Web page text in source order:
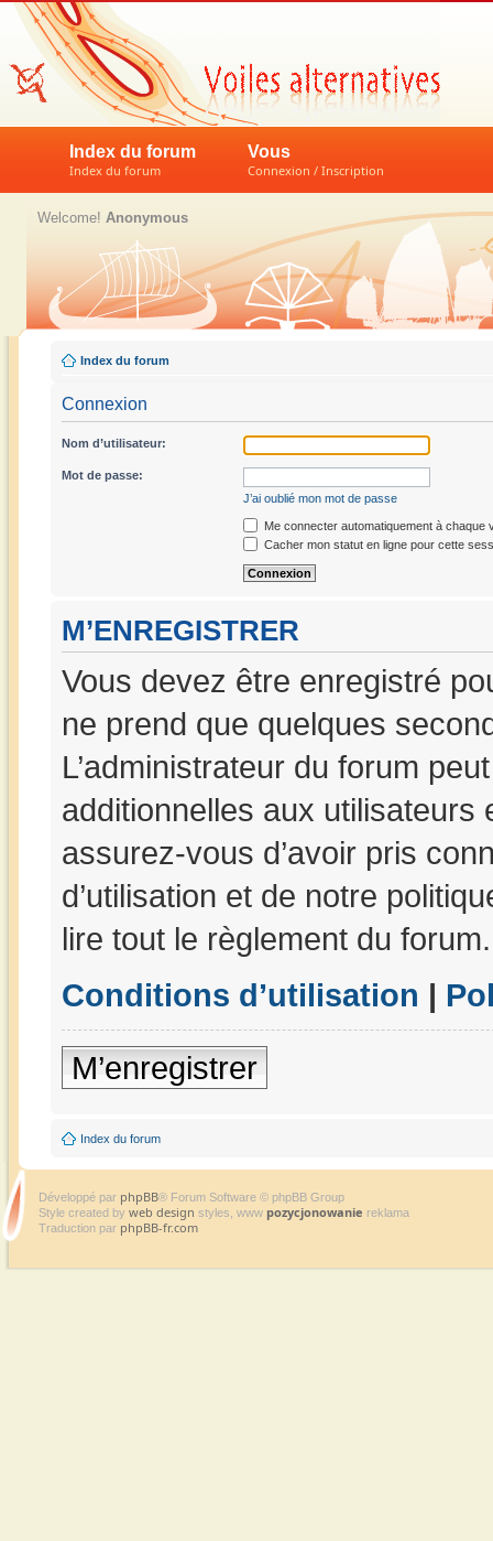
Index du forum
Index du forum
Vous
Connexion / Inscription
Welcome! Anonymous
Index du forum
Connexion
Nom d’utilisateur:
Mot de passe:
J’ai oublié mon mot de passe
Me connecter automatiquement à chaque
Cacher mon statut en ligne pour cette
M’ENREGISTRER
Vous devez être enregistré
ne prend que quelques
L’administrateur du forum
additionnelles aux utilisateurs
assurez-vous d’avoir pris
d’utilisation et de notre
lire tout le règlement du forum.
Conditions d’utilisation |
M’enregistrer
Index du forum
Développé par phpBB® Forum Software © phpBB Group
Style created by web design styles, www pozycjonowanie reklama
Traduction par phpBB-fr.com